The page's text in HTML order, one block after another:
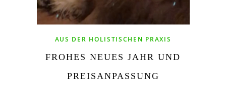
AUS DER HOLISTISCHEN PRAXIS
FROHES NEUES JAHR UND
PREISANPASSUNG